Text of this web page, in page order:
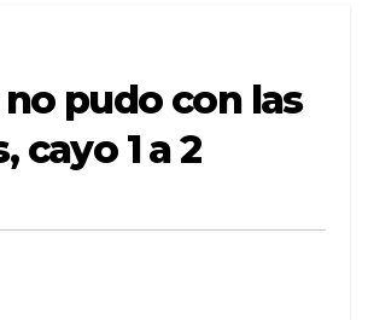
pudo con las
cayo 1 a 2